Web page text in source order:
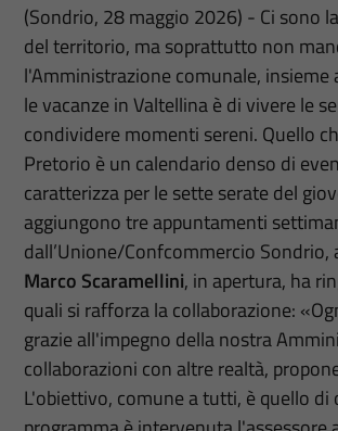
(Sondrio, 28 maggio 2026) - Ci sono
del territorio, ma soprattutto non
l'Amministrazione comunale,
le vacanze in Valtellina è di vivere le
condividere momenti sereni. Quello
Pretorio è un calendario denso di
caratterizza per le sette serate del
aggiungono tre appuntamenti
dall’Unione/Confcommercio
Marco Scaramellini, in apertura, ha
quali si rafforza la collaborazione:
grazie all'impegno della nostra
collaborazioni con altre realtà,
L'obiettivo, comune a tutti, è quello